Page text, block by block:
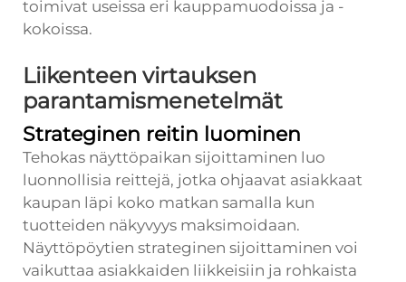
toimivat useissa eri kauppamuodoissa ja -
kokoissa.
Liikenteen virtauksen
parantamismenetelmät
Strateginen reitin luominen
Tehokas näyttöpaikan sijoittaminen luo
luonnollisia reittejä, jotka ohjaavat asiakkaat
kaupan läpi koko matkan samalla kun
tuotteiden näkyvyys maksimoidaan.
Näyttöpöytien strateginen sijoittaminen voi
vaikuttaa asiakkaiden liikkeisiin ja rohkaista